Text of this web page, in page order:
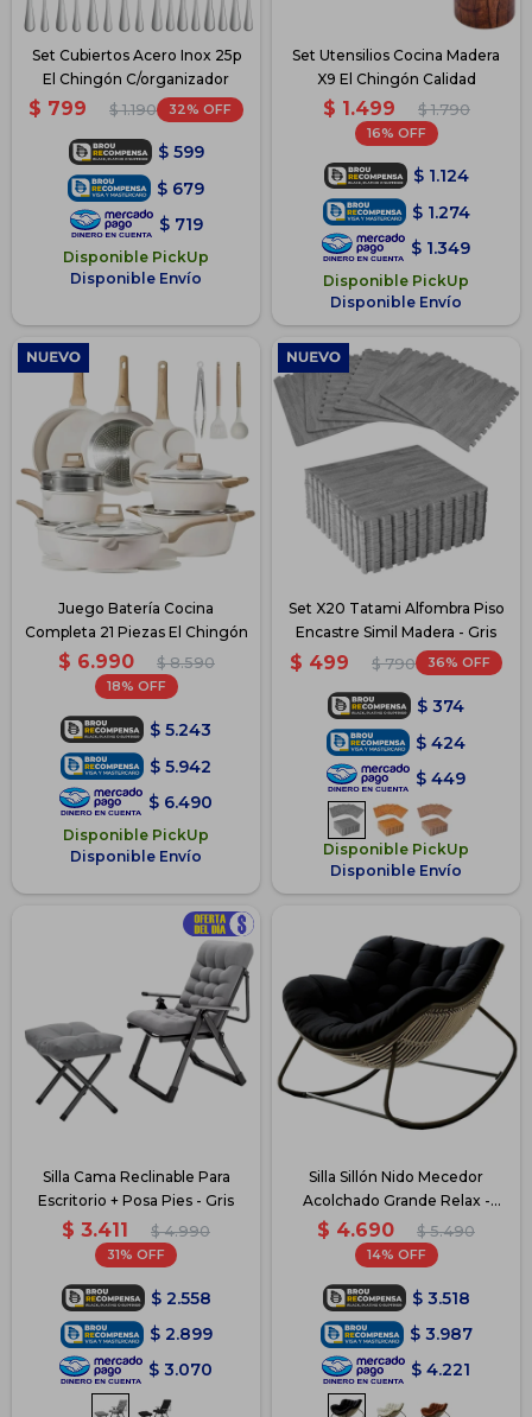
Set Cubiertos Acero Inox 25p
El Chingón C/organizador
$ 799 $ 1.190 32
$ 599
$ 679
$ 719
Disponible PickUp
Disponible Envío
Set Utensilios Cocina Madera
X9 El Chingón Calidad
$ 1.499 $ 1.790
16
$ 1.124
$ 1.274
$ 1.349
Disponible PickUp
Disponible Envío
Juego Batería Cocina
Completa 21 Piezas El Chingón
$ 6.990 $ 8.590
18
$ 5.243
$ 5.942
$ 6.490
Disponible PickUp
Disponible Envío
Set X20 Tatami Alfombra Piso
Encastre Simil Madera - Gris
$ 499 $ 790 36
$ 374
$ 424
$ 449
Disponible PickUp
Disponible Envío
Silla Cama Reclinable Para
Escritorio + Posa Pies - Gris
$ 3.411 $ 4.990
31
$ 2.558
$ 2.899
$ 3.070
Silla Sillón Nido Mecedor
Acolchado Grande Relax -
Negro
$ 4.690 $ 5.490
14
$ 3.518
$ 3.987
$ 4.221